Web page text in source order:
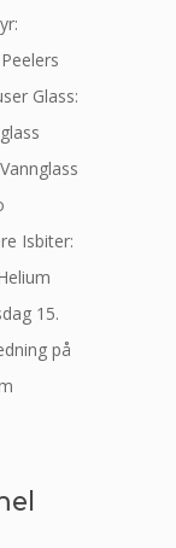
Glass:
Isbiter:
15.
på